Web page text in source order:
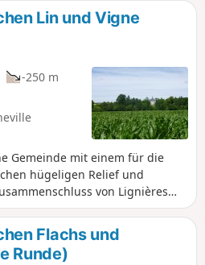
Lin und Vigne
-250 m
Gemeinde mit einem für die
hügeligen Relief und
von Lignières
im Herzen der Grande
Flachs und
Runde)